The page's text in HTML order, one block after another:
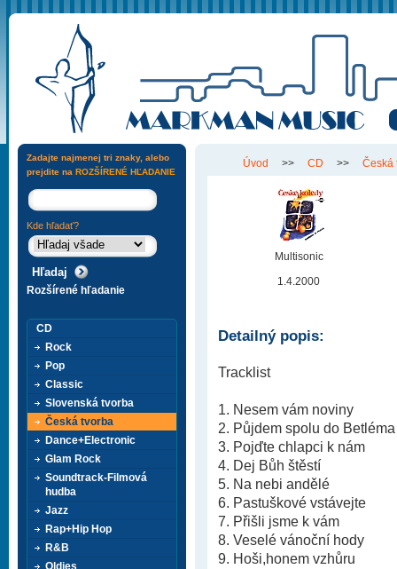
Úvod >> CD >> Česká
Multisonic
1.4.2000
Detailný popis:
Tracklist
1. Nesem vám noviny
2. Půjdem spolu do Betléma
3. Pojďte chlapci k nám
4. Dej Bůh štěstí
5. Na nebi andělé
6. Pastuškové vstávejte
7. Přišli jsme k vám
8. Veselé vánoční hody
9. Hoši,honem vzhůru
Zadajte najmenej tri znaky, alebo
prejdite na ROZŠÍRENÉ HĽADANIE
Kde hľadať?
Rozšírené hľadanie
CD
Rock
Pop
Classic
Slovenská tvorba
Česká tvorba
Dance+Electronic
Glam Rock
Soundtrack-Filmová
hudba
Jazz
Rap+Hip Hop
R&B
Oldies